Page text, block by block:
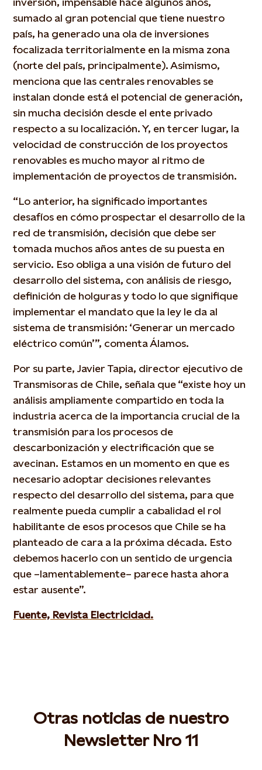
sumado al gran potencial que tiene nuestro
país, ha generado una ola de inversiones
focalizada territorialmente en la misma zona
(norte del país, principalmente). Asimismo,
menciona que las centrales renovables se
instalan donde está el potencial de generación,
sin mucha decisión desde el ente privado
respecto a su localización. Y, en tercer lugar, la
velocidad de construcción de los proyectos
renovables es mucho mayor al ritmo de
implementación de proyectos de transmisión.
“Lo anterior, ha significado importantes
desafíos en cómo prospectar el desarrollo de la
red de transmisión, decisión que debe ser
tomada muchos años antes de su puesta en
servicio. Eso obliga a una visión de futuro del
desarrollo del sistema, con análisis de riesgo,
definición de holguras y todo lo que signifique
implementar el mandato que la ley le da al
sistema de transmisión: ‘Generar un mercado
eléctrico común’”, comenta Álamos.
Por su parte, Javier Tapia, director ejecutivo de
Transmisoras de Chile, señala que “existe hoy un
análisis ampliamente compartido en toda la
industria acerca de la importancia crucial de la
transmisión para los procesos de
descarbonización y electrificación que se
avecinan. Estamos en un momento en que es
necesario adoptar decisiones relevantes
respecto del desarrollo del sistema, para que
realmente pueda cumplir a cabalidad el rol
habilitante de esos procesos que Chile se ha
planteado de cara a la próxima década. Esto
debemos hacerlo con un sentido de urgencia
que –lamentablemente– parece hasta ahora
estar ausente”.
Fuente, Revista Electricidad.
Otras noticias de nuestro
Newsletter Nro 11